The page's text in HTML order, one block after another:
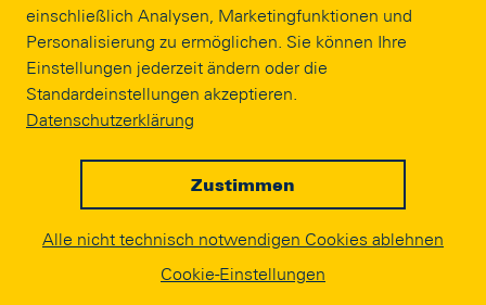
Interne Meldestelle
Impressum
SPONSORING
© EINTRACHT.COM 2020
einschließlich Analysen, Marketingfunktionen und
Personalisierung zu ermöglichen. Sie können Ihre
Einstellungen jederzeit ändern oder die
Standardeinstellungen akzeptieren.
Datenschutzerklärung
Zustimmen
Alle nicht technisch notwendigen Cookies ablehnen
Cookie-Einstellungen